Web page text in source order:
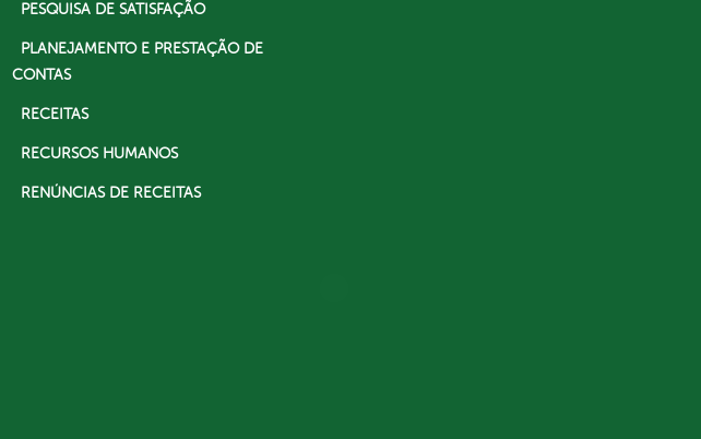
PESQUISA DE SATISFAÇÃO
PLANEJAMENTO E PRESTAÇÃO DE
CONTAS
RECEITAS
RECURSOS HUMANOS
RENÚNCIAS DE RECEITAS